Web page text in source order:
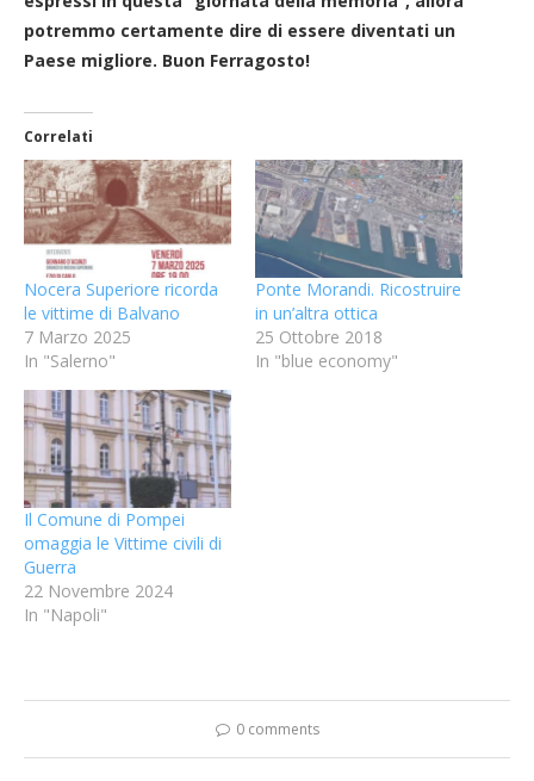
potremmo certamente dire di essere diventati un
Paese migliore. Buon Ferragosto!
Correlati
Nocera Superiore ricorda
le vittime di Balvano
7 Marzo 2025
In "Salerno"
Ponte Morandi. Ricostruire
in un’altra ottica
25 Ottobre 2018
In "blue economy"
Il Comune di Pompei
omaggia le Vittime civili di
Guerra
22 Novembre 2024
In "Napoli"
0 comments